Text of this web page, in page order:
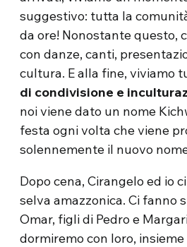
suggestivo: tutta la
da ore! Nonostante questo,
con danze, canti,
cultura. E alla fine, viviamo
di condivisione e
noi viene dato un nome
festa ogni volta che viene
solennemente il nuovo
Dopo cena, Cirangelo ed io
selva amazzonica. Ci fanno
Omar, figli di Pedro e
dormiremo con loro,